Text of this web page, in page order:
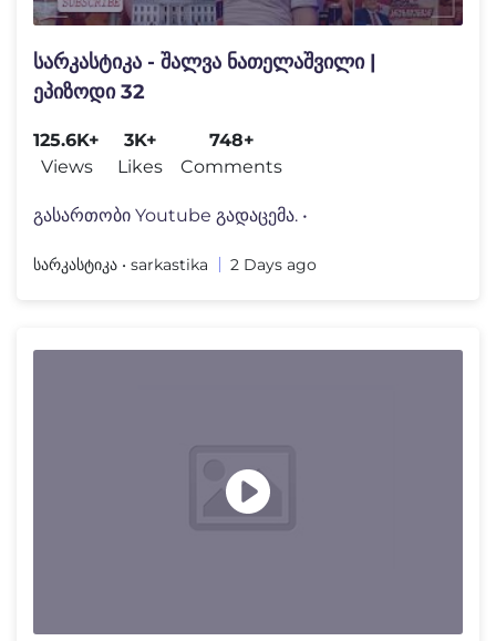
სარკასტიკა - შალვა ნათელაშვილი |
ეპიზოდი 32
125.6K+
Views
3K+
Likes
748+
Comments
გასართობი Youtube გადაცემა. •⁠
სარკასტიკა • sarkastika 2 Days ago